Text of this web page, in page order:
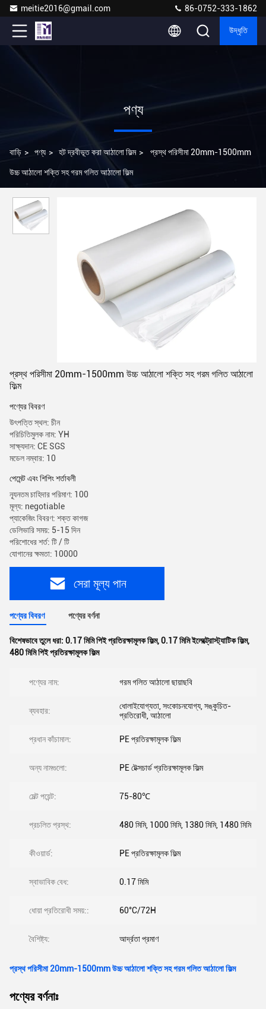
meitie2016@gmail.com 86-0752-333-1862
উদ্ধৃতি
পণ্য
বাড়ি > পণ্য > হট দ্রবীভূত করা আঠালো ফিল্ম > প্রস্থ পরিসীমা 20mm-1500mm
উচ্চ আঠালো শক্তি সহ গরম গলিত আঠালো ফিল্ম
প্রস্থ পরিসীমা 20mm-1500mm উচ্চ আঠালো শক্তি সহ গরম গলিত আঠালো
ফিল্ম
পণ্যের বিবরণ
উৎপত্তি স্থল: চীন
পরিচিতিমুলক নাম: YH
সাক্ষ্যদান: CE SGS
মডেল নম্বার: 10
পেমেন্ট এবং শিপিং শর্তাবলী
ন্যূনতম চাহিদার পরিমাণ: 100
মূল্য: negotiable
প্যাকেজিং বিবরণ: শক্ত কাগজ
ডেলিভারি সময়: 5-15 দিন
পরিশোধের শর্ত: টি / টি
যোগানের ক্ষমতা: 10000
সেরা মূল্য পান
পণ্যের বিবরণ পণ্যের বর্ণনা
বিশেষভাবে তুলে ধরা: 0.17 মিমি পিই প্রতিরক্ষামূলক ফিল্ম,0.17 মিমি ইলেক্ট্রোস্ট্যাটিক ফিল্ম,
480 মিমি পিই প্রতিরক্ষামূলক ফিল্ম
পণ্যের নাম: গরম গলিত আঠালো ছায়াছবি
ব্যবহার:
ধোলাইযোগ্যতা, সংকোচনযোগ্য, সঙ্কুচিত-
প্রতিরোধী, আঠালো
প্রধান কাঁচামাল: PE প্রতিরক্ষামূলক ফিল্ম
অন্য নামগুলো: PE টেক্সচার্ড প্রতিরক্ষামূলক ফিল্ম
মেল্ট পয়েন্ট: 75-80℃
প্রচলিত প্রস্থ: 480 মিমি, 1000 মিমি, 1380 মিমি, 1480 মিমি
কীওয়ার্ড: PE প্রতিরক্ষামূলক ফিল্ম
স্বাভাবিক বেধ: 0.17 মিমি
ধোয়া প্রতিরোধী সময়:: 60°C/72H
বৈশিষ্ট্য: আর্দ্রতা প্রমাণ
প্রস্থ পরিসীমা 20mm-1500mm উচ্চ আঠালো শক্তি সহ গরম গলিত আঠালো ফিল্ম
পণ্যের বর্ণনাঃ